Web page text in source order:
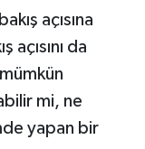
açısına
da
mi, ne
yapan bir